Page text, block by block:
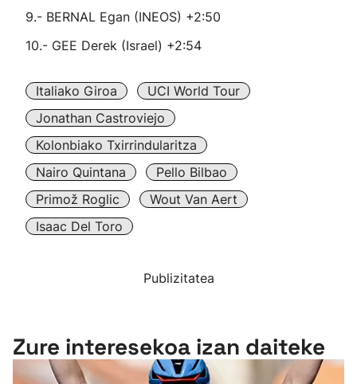
9.- BERNAL Egan (INEOS) +2:50
10.- GEE Derek (Israel) +2:54
Italiako Giroa
UCI World Tour
Jonathan Castroviejo
Kolonbiako Txirrindularitza
Nairo Quintana
Pello Bilbao
Primož Roglic
Wout Van Aert
Isaac Del Toro
Publizitatea
Zure interesekoa izan daiteke